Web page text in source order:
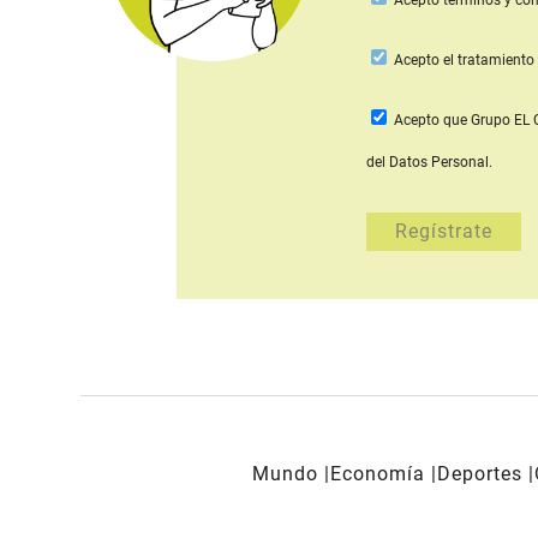
Aceptoel tratamiento
Acepto que Grupo EL
del Datos Personal.
Mundo Economía Deportes